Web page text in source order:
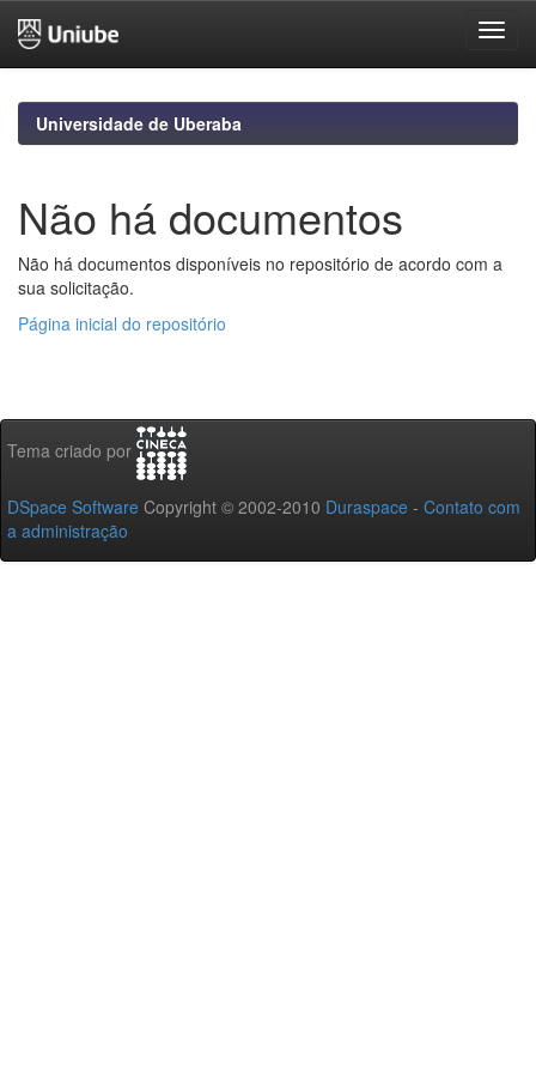
navigationUniversidade de Uberaba
Não há documentos
Não há documentos disponíveis no repositório de acordo com a
sua solicitação.
Página inicial do repositório
Tema criado por
DSpace Software Copyright © 2002-2010 Duraspace - Contato com
a administração